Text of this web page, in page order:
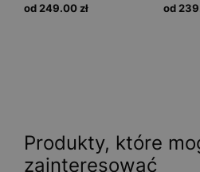
od 249.00 zł
od
Produkty, które
zainteresować